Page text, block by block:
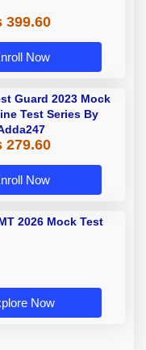
399.60
Now
Guard 2023 Mock
Test Series By
279.60
Now
2026 Mock Test
Now